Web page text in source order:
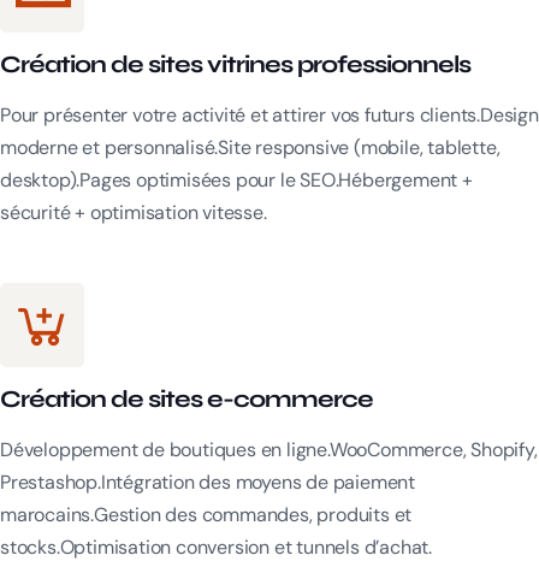
Création de sites vitrines professionnels
Pour présenter votre activité et attirer vos futurs clients.Design
moderne et personnalisé.Site responsive (mobile, tablette,
desktop).Pages optimisées pour le SEO.Hébergement +
sécurité + optimisation vitesse.
Création de sites e-commerce
Développement de boutiques en ligne.WooCommerce, Shopify,
Prestashop.Intégration des moyens de paiement
marocains.Gestion des commandes, produits et
stocks.Optimisation conversion et tunnels d’achat.